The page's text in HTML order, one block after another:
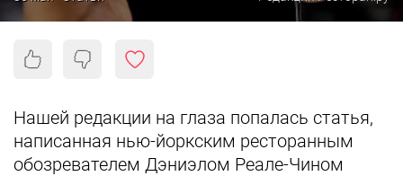
Нашей редакции на глаза попалась статья,
написанная нью-йоркским ресторанным
обозревателем Дэниэлом Реале-Чином